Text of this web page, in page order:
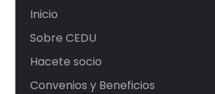
Inicio
Sobre CEDU
Hacete socio
Convenios y Beneficios